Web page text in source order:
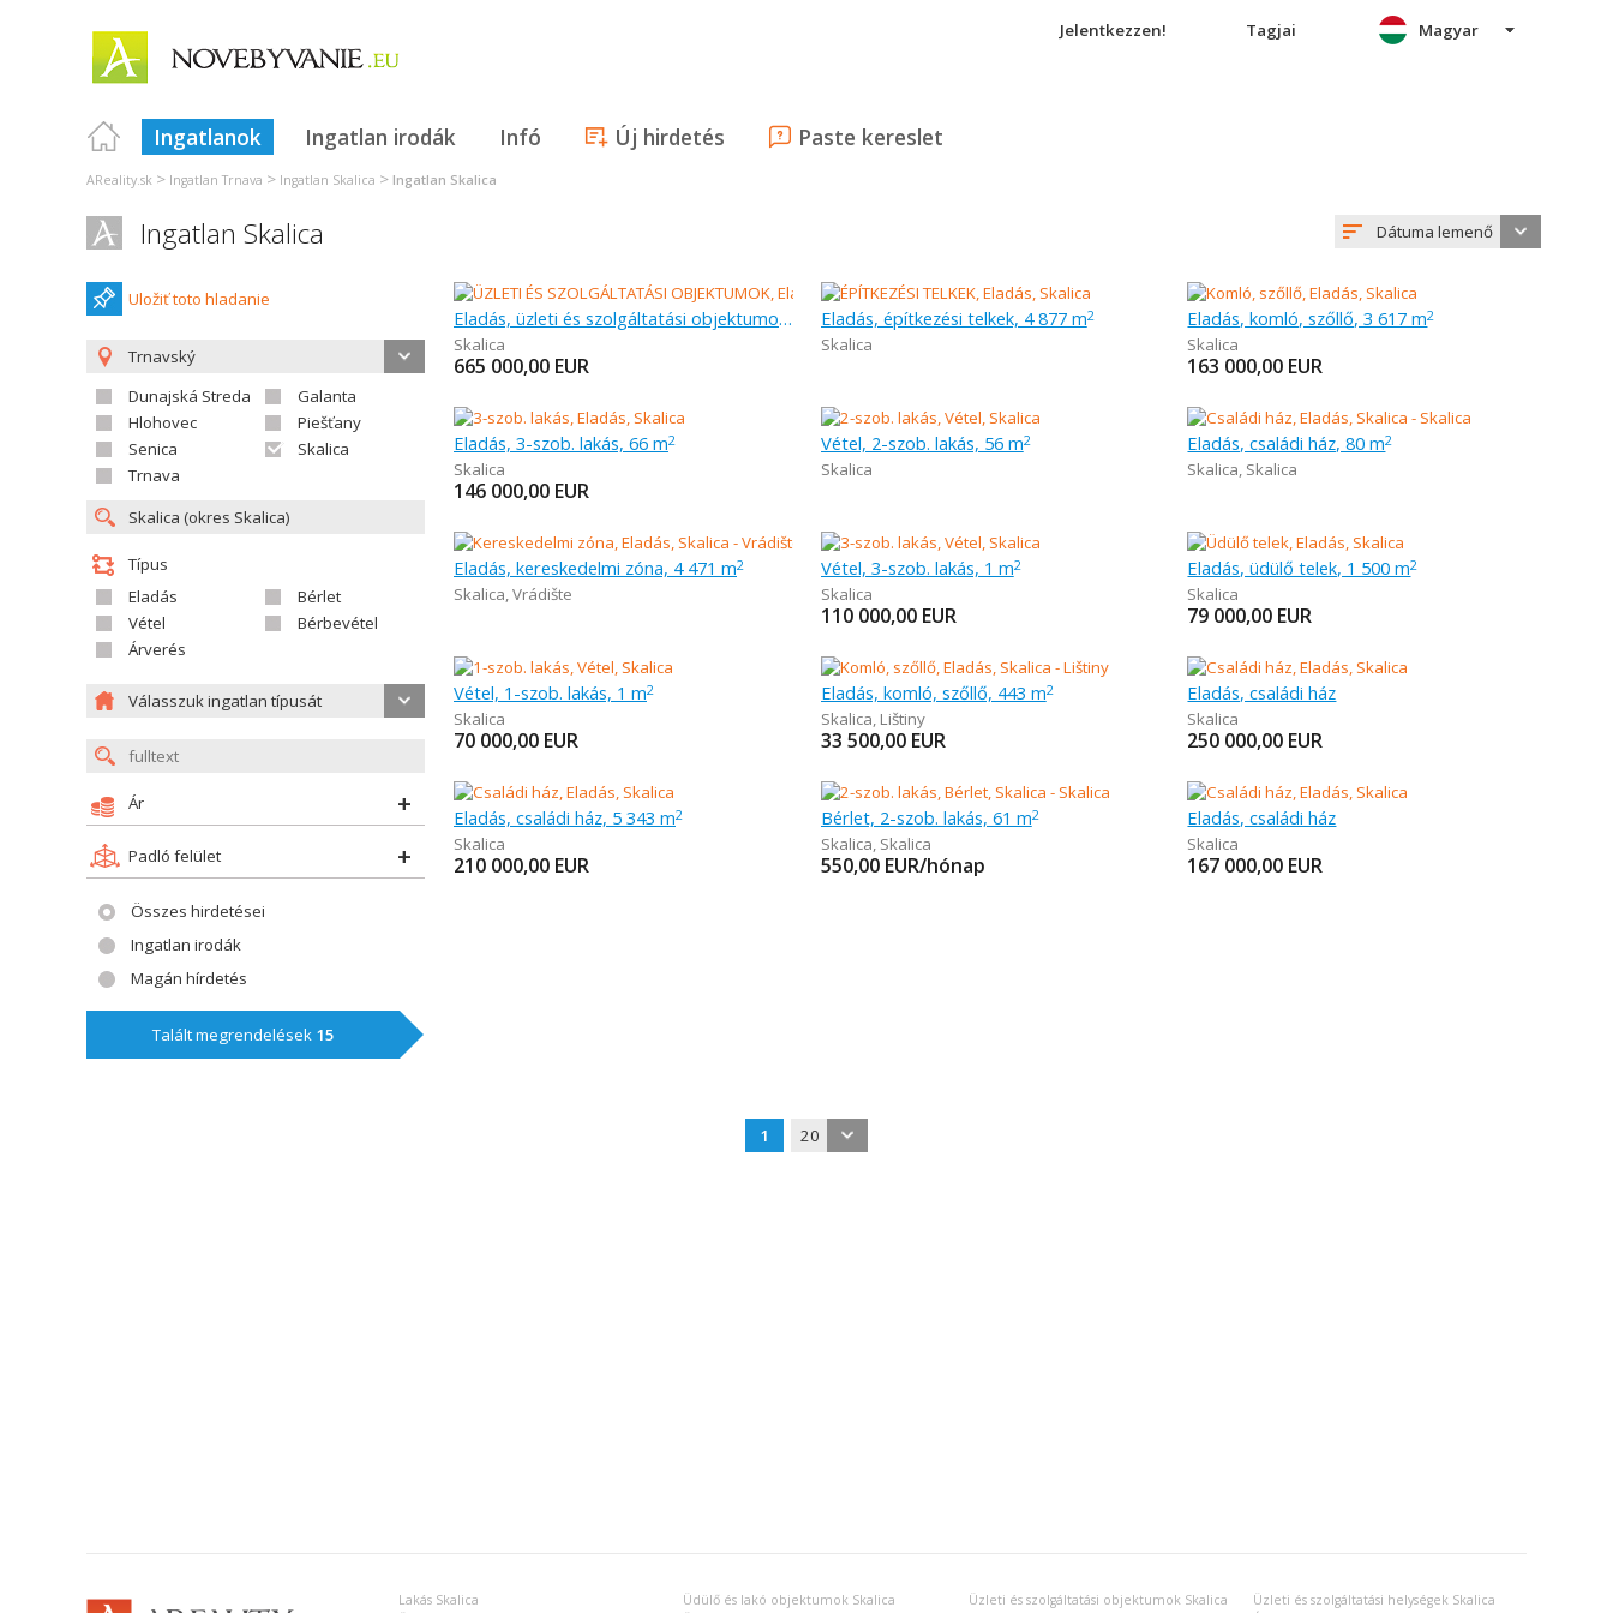
Jelentkezzen! Tagjai
Ingatlanok Ingatlan irodák Infó Új hirdetés Paste kereslet
Magyar
AReality.sk > Ingatlan Trnava > Ingatlan Skalica > Ingatlan Skalica
Ingatlan Skalica Dátuma lemenő
Uložiť toto hladanie
Trnavský
Dunajská Streda
Galanta
Hlohovec
Piešťany
Senica
Skalica
Trnava
Típus
Eladás
Bérlet
Vétel
Bérbevétel
Árverés
Válasszuk ingatlan típusát
Ár
Padló felület
Összes hirdetései
Ingatlan irodák
Magán hírdetés
Talált megrendelések 15
Eladás, üzleti és szolgáltatási objektumok, 1 982 m
Skalica
665 000,00 EUR
Eladás, építkezési telkek, 4 877 m2
Skalica
Eladás, komló, szőllő, 3 617 m2
Skalica
163 000,00 EUR
Eladás, 3-szob. lakás, 66 m2
Skalica
146 000,00 EUR
Vétel, 2-szob. lakás, 56 m2
Skalica
Eladás, családi ház, 80 m2
Skalica, Skalica
Eladás, kereskedelmi zóna, 4 471 m2
Skalica,Vrádište
Vétel, 3-szob. lakás, 1 m2
Skalica
110 000,00 EUR
Eladás, üdülő telek, 1 500 m2
Skalica
79 000,00 EUR
Vétel, 1-szob. lakás, 1 m2
Skalica
70 000,00 EUR
Eladás, komló, szőllő, 443 m2
Skalica, Lištiny
33 500,00 EUR
Eladás, családi ház
Skalica
250 000,00 EUR
Eladás, családi ház, 5 343 m2
Skalica
210 000,00 EUR
Bérlet, 2-szob. lakás, 61 m2
Skalica, Skalica
550,00 EUR/hónap
Eladás, családi ház
Skalica
167 000,00 EUR
1 20
Lakás Skalica Üdülő és lakó objektumok Skalica Üzleti és szolgáltatási objektumok Skalica
Üzleti és szolgáltatási helységek Skalica